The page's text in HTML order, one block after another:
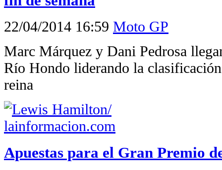
22/04/2014 16:59 Moto GP
Marc Márquez y Dani Pedrosa
Río Hondo liderando la
reina
Apuestas para el Gran Premio